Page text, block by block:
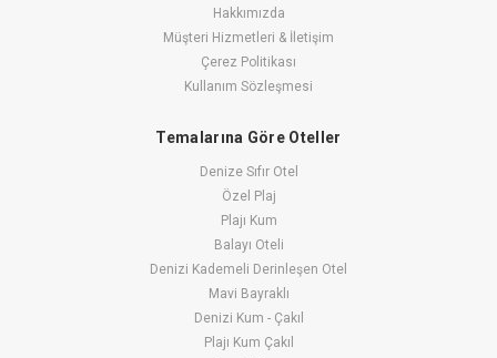
Hakkımızda
Müşteri Hizmetleri & İletişim
Çerez Politikası
Kullanım Sözleşmesi
Temalarına Göre Oteller
Denize Sıfır Otel
Özel Plaj
Plajı Kum
Balayı Oteli
Denizi Kademeli Derinleşen Otel
Mavi Bayraklı
Denizi Kum - Çakıl
Plajı Kum Çakıl